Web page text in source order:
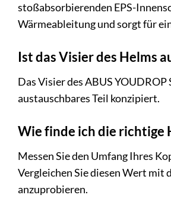
stoßabsorbierenden EPS-
Wärmeableitung und sorgt für
Ist das Visier des Helms
Das Visier des ABUS
austauschbares Teil konzipiert.
Wie finde ich die richtige
Messen Sie den Umfang Ihres
Vergleichen Sie diesen Wert mit
anzuprobieren.